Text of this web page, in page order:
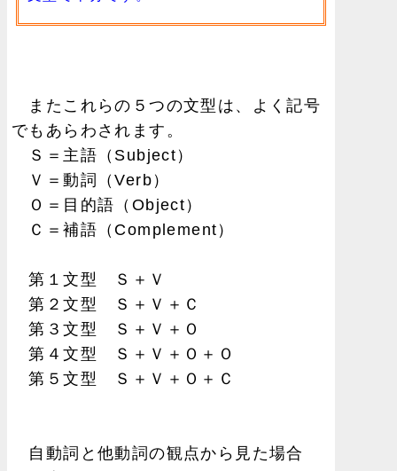
またこれらの５つの文型は、よく記号
でもあらわされます。
Ｓ＝主語（Subject）
Ｖ＝動詞（Verb）
Ｏ＝目的語（Object）
Ｃ＝補語（Complement）
第１文型 Ｓ＋Ｖ
第２文型 Ｓ＋Ｖ＋Ｃ
第３文型 Ｓ＋Ｖ＋Ｏ
第４文型 Ｓ＋Ｖ＋Ｏ＋Ｏ
第５文型 Ｓ＋Ｖ＋Ｏ＋Ｃ
自動詞と他動詞の観点から見た場合